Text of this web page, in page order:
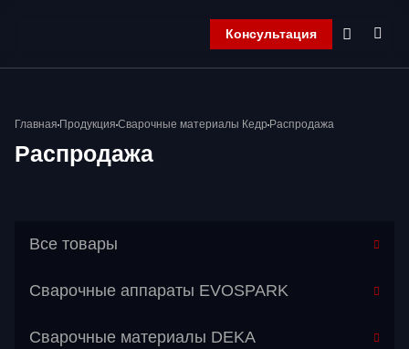
Консультация
Главная
Главная Продукция Сварочные материалы Кедр Распродажа
Распродажа
Все товары
Сварочные аппараты EVOSPARK
Сварочные материалы DEKA